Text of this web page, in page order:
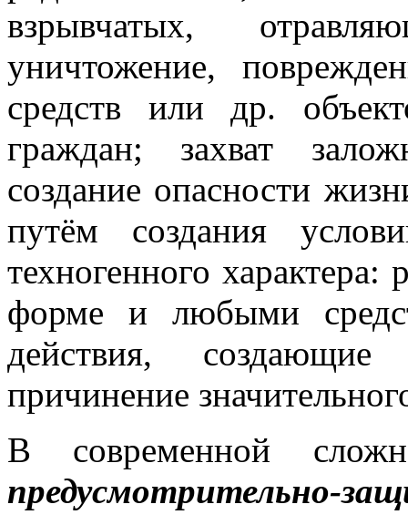
взрывчатых,
уничтожение,
средств или др.
граждан; захват
создание опасности
путём создания
техногенного
форме и любыми
действия,
причинение
В современной
предусмотрительно-